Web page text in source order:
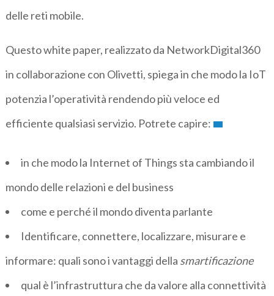
delle reti mobile.
Questo white paper, realizzato da NetworkDigital360
in collaborazione con Olivetti, spiega in che modo la IoT
potenzia l’operatività rendendo più veloce ed
efficiente qualsiasi servizio. Potrete capire:
in che modo la Internet of Things sta cambiando il
mondo delle relazioni e del business
come e perché il mondo diventa parlante
Identificare, connettere, localizzare, misurare e
informare: quali sono i vantaggi della smartificazione
qual è l’infrastruttura che da valore alla connettività